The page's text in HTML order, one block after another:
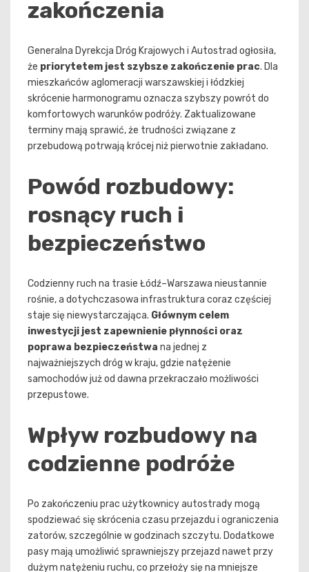
zakończenia
Generalna Dyrekcja Dróg Krajowych i Autostrad ogłosiła,
że priorytetem jest szybsze zakończenie prac. Dla
mieszkańców aglomeracji warszawskiej i łódzkiej
skrócenie harmonogramu oznacza szybszy powrót do
komfortowych warunków podróży. Zaktualizowane
terminy mają sprawić, że trudności związane z
przebudową potrwają krócej niż pierwotnie zakładano.
Powód rozbudowy:
rosnący ruch i
bezpieczeństwo
Codzienny ruch na trasie Łódź–Warszawa nieustannie
rośnie, a dotychczasowa infrastruktura coraz częściej
staje się niewystarczająca. Głównym celem
inwestycji jest zapewnienie płynności oraz
poprawa bezpieczeństwa na jednej z
najważniejszych dróg w kraju, gdzie natężenie
samochodów już od dawna przekraczało możliwości
przepustowe.
Wpływ rozbudowy na
codzienne podróże
Po zakończeniu prac użytkownicy autostrady mogą
spodziewać się skrócenia czasu przejazdu i ograniczenia
zatorów, szczególnie w godzinach szczytu. Dodatkowe
pasy mają umożliwić sprawniejszy przejazd nawet przy
dużym natężeniu ruchu, co przełoży się na mniejsze